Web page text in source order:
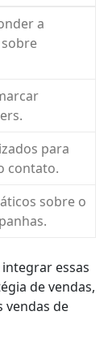
a
para
contato.
sobre o
essas
de vendas,
vendas de